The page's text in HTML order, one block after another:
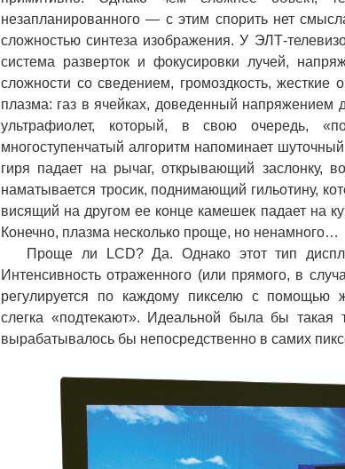
незапланированного — с этим спорить нет
сложностью синтеза изображения. У ЭЛТ-
система разверток и фокусировки лучей,
сложности со сведением, громоздкость,
плазма: газ в ячейках, доведенный напряжением
ультрафиолет, который, в свою очередь,
многоступенчатый алгоритм напоминает
гиря падает на рычаг, открывающий заслонку,
наматывается тросик, поднимающий гильотину,
висящий на другом ее конце камешек падает на
Конечно, плазма несколько проще, но ненамного…
Проще ли LCD? Да. Однако этот тип дисплея
Интенсивность отраженного (или прямого, в
регулируется по каждому пикселю с помощью
слегка «подтекают». Идеальной была бы такая
вырабатывалось бы непосредственно в самих